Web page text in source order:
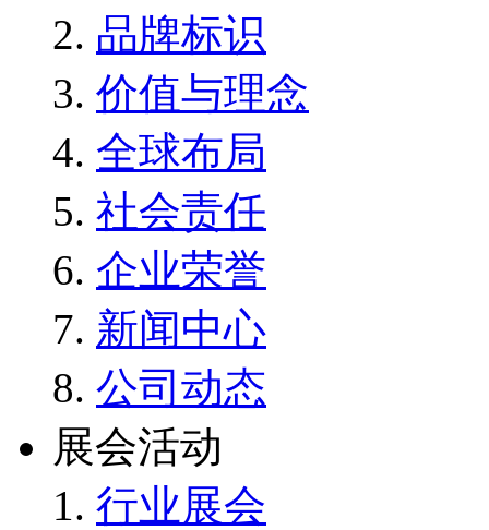
品牌标识
价值与理念
全球布局
社会责任
企业荣誉
新闻中心
公司动态
展会活动
行业展会